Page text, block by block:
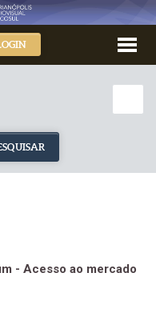
- Acesso ao mercado